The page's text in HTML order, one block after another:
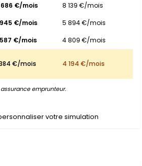
686 €/mois
8 139 €/mois
945 €/mois
5 894 €/mois
587 €/mois
4 809 €/mois
€/mois 4 194 €/mois
emprunteur.
votre simulation